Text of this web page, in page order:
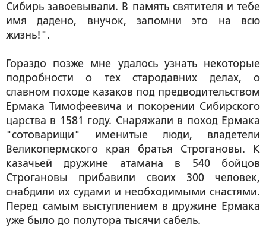
Сибирь завоевывали. В память святителя и тебе
имя дадено, внучок, запомни это на всю
жизнь!".
Гораздо позже мне удалось узнать некоторые
подробности о тех стародавних делах, о
славном походе казаков под предводительством
Ермака Тимофеевича и покорении Сибирского
царства в 1581 году. Снаряжали в поход Ермака
"сотоварищи" именитые люди, владетели
Великопермского края братья Строгановы. К
казачьей дружине атамана в 540 бойцов
Строгановы прибавили своих 300 человек,
снабдили их судами и необходимыми снастями.
Перед самым выступлением в дружине Ермака
уже было до полутора тысячи сабель.